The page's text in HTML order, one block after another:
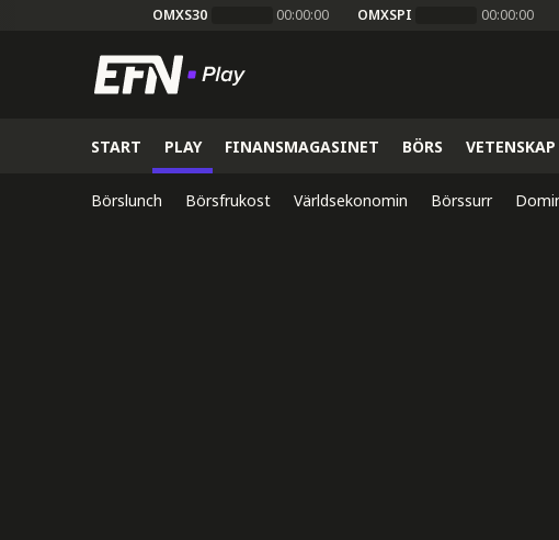
OMXS30 00:00:00 OMXSPI 00:00:00
START PLAY FINANSMAGASINET BÖRS VETENSKAP
Börslunch Börsfrukost Världsekonomin Börssurr